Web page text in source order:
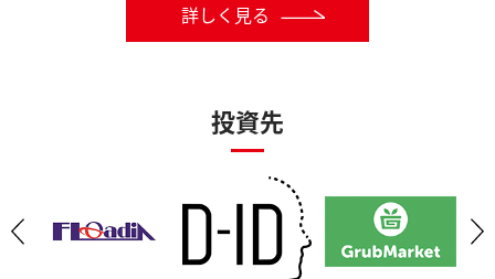
詳しく見る
投資先